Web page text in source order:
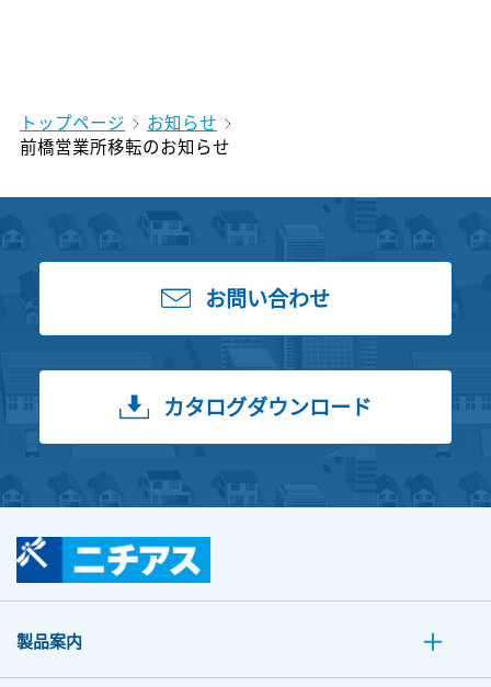
トップページ
お知らせ
前橋営業所移転のお知らせ
お問い合わせ
カタログダウンロード
製品案内